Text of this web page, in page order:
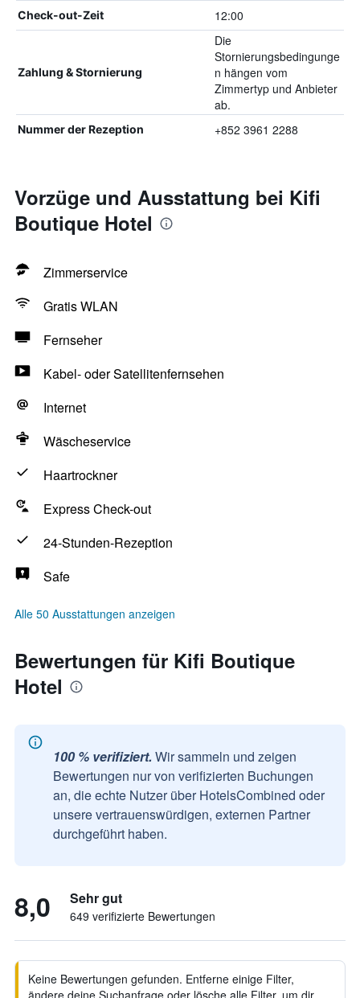
Check-out-Zeit 12:00
Zahlung & Stornierung
Die
Stornierungsbedingunge
n hängen vom
Zimmertyp und Anbieter
ab.
Nummer der Rezeption +852 3961 2288
Vorzüge und Ausstattung bei Kifi
Boutique Hotel
Zimmerservice
Gratis WLAN
Fernseher
Kabel- oder Satellitenfernsehen
Internet
Wäscheservice
Haartrockner
Express Check-out
24-Stunden-Rezeption
Safe
Alle 50 Ausstattungen anzeigen
Bewertungen für Kifi Boutique
Hotel
100 % verifiziert. Wir sammeln und zeigen
Bewertungen nur von verifizierten Buchungen
an, die echte Nutzer über HotelsCombined oder
unsere vertrauenswürdigen, externen Partner
durchgeführt haben.
8,0 Sehr gut
649 verifizierte Bewertungen
Keine Bewertungen gefunden. Entferne einige Filter,
ändere deine Suchanfrage oder lösche alle Filter, um dir